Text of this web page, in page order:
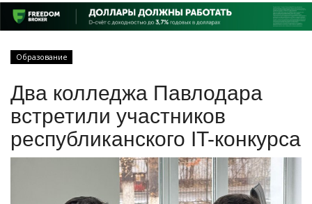
Главная
ПАВЛОДАРСКАЯ ОБЛАСТЬ
КАЗАХСТАН
Образование
Два колледжа Павлодара
встретили участников
республиканского IT-конкурса